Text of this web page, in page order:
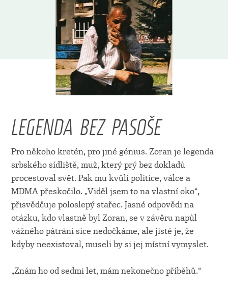
LEGENDA BEZ PASOŠE
Pro někoho kretén, pro jiné génius. Zoran je legenda
srbského sídliště, muž, který prý bez dokladů
procestoval svět. Pak mu kvůli politice, válce a
MDMA přeskočilo. „Viděl jsem to na vlastní oko“,
přisvědčuje poloslepý stařec. Jasné odpovědi na
otázku, kdo vlastně byl Zoran, se v závěru napůl
vážného pátrání sice nedočkáme, ale jisté je, že
kdyby neexistoval, museli by si jej místní vymyslet.
„Znám ho od sedmi let, mám nekonečno příběhů.“